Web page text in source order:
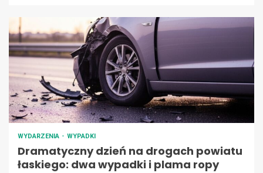
WYDARZENIA WYPADKI
Dramatyczny dzień na drogach powiatu
łaskiego: dwa wypadki i plama ropy